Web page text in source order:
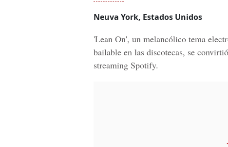
Neuva York, Estados Unidos
'Lean On', un melancólico tema
bailable en las discotecas, se
streaming Spotify.